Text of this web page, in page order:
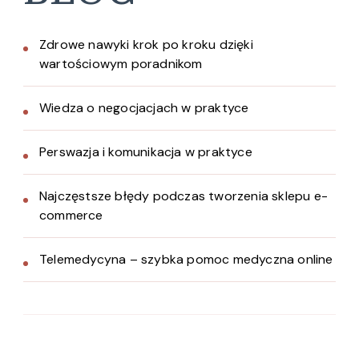
Zdrowe nawyki krok po kroku dzięki
wartościowym poradnikom
Wiedza o negocjacjach w praktyce
Perswazja i komunikacja w praktyce
Najczęstsze błędy podczas tworzenia sklepu e-
commerce
Telemedycyna – szybka pomoc medyczna online